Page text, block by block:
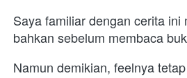
Saya familiar dengan cerita ini
bahkan sebelum membaca
Namun demikian, feelnya